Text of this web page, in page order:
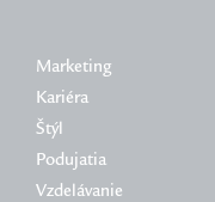
Marketing
Kariéra
Štýl
Podujatia
Vzdelávanie